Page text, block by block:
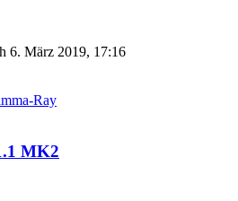
6. März 2019, 17:16
Ray
MK2